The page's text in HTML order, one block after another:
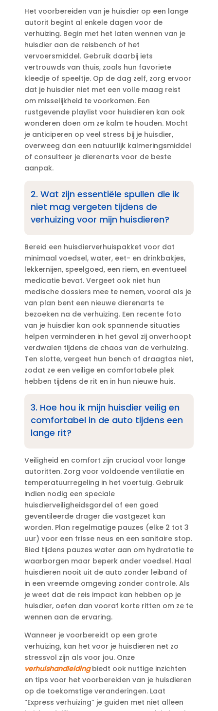
Het voorbereiden van je huisdier op een lange
autorit begint al enkele dagen voor de
verhuizing.​ Begin met het laten wennen van je
huisdier aan de reisbench of het
vervoersmiddel.​ Gebruik daarbij iets
vertrouwds van thuis, zoals hun favoriete
kleedje of speeltje.​ Op de dag zelf, zorg ervoor
dat je huisdier niet met een volle maag reist
om misselijkheid te voorkomen.​ Een
rustgevende playlist voor huisdieren kan ook
wonderen doen om ze kalm te houden.​ Mocht
je anticiperen op veel stress bij je huisdier,
overweeg dan een natuurlijk kalmeringsmiddel
of consulteer je dierenarts voor de beste
aanpak.​
2.​ Wat zijn essentiële spullen die ik
niet mag vergeten tijdens de
verhuizing voor mijn huisdieren?
Bereid een huisdierverhuispakket voor dat
minimaal voedsel, water, eet- en drinkbakjes,
lekkernijen, speelgoed, een riem, en eventueel
medicatie bevat.​ Vergeet ook niet hun
medische dossiers mee te nemen, vooral als je
van plan bent een nieuwe dierenarts te
bezoeken na de verhuizing.​ Een recente foto
van je huisdier kan ook spannende situaties
helpen verminderen in het geval zij onverhoopt
verdwalen tijdens de chaos van de verhuizing.​
Ten slotte, vergeet hun bench of draagtas niet,
zodat ze een veilige en comfortabele plek
hebben tijdens de rit en in hun nieuwe huis.​
3.​ Hoe hou ik mijn huisdier veilig en
comfortabel in de auto tijdens een
lange rit?
Veiligheid en comfort zijn cruciaal voor lange
autoritten.​ Zorg voor voldoende ventilatie en
temperatuurregeling in het voertuig.​ Gebruik
indien nodig een speciale
huisdierveiligheidsgordel of een goed
geventileerde drager die vastgezet kan
worden.​ Plan regelmatige pauzes (elke 2 tot 3
uur) voor een frisse neus en een sanitaire stop.​
Bied tijdens pauzes water aan om hydratatie te
waarborgen maar beperk ander voedsel.​ Haal
huisdieren nooit uit de auto zonder leiband of
in een vreemde omgeving zonder controle.​ Als
je weet dat de reis impact kan hebben op je
huisdier, oefen dan vooraf korte ritten om ze te
wennen aan de ervaring.​
Wanneer je voorbereidt op een grote
verhuizing, kan het voor je huisdieren net zo
stressvol zijn als voor jou.​ Onze
verhuishandleidingbiedt ook nuttige inzichten
en tips voor het voorbereiden van je huisdieren
op de toekomstige veranderingen.​ Laat
“Express verhuizing” je guiden met niet alleen